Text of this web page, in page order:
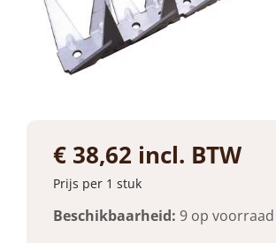
€ 38,62 incl. BTW
Prijs per 1 stuk
Beschikbaarheid: 9 op voorraad